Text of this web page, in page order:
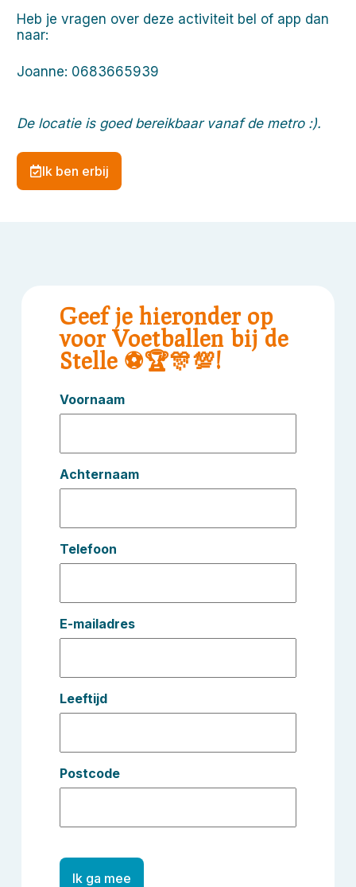
Heb je vragen over deze activiteit bel of app dan
naar:
Joanne: 0683665939
De locatie is goed bereikbaar vanaf de metro :).
Ik ben erbij
Geef je hieronder op
voor Voetballen bij de
Stelle ⚽🏆🎊💯!
Voornaam
Achternaam
Telefoon
E-mailadres
Leeftijd
Postcode
Ik ga mee